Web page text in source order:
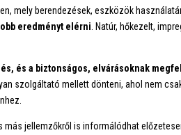
mely berendezések, eszközök
eredményt elérni. Natúr, hőkezelt,
és a biztonságos, elvárásoknak
szolgáltató mellett dönteni, ahol nem
más jellemzőkről is informálódhat